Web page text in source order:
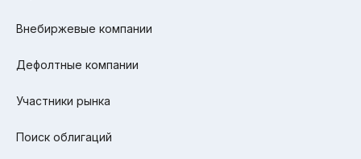
Внебиржевые компании
Дефолтные компании
Участники рынка
Поиск облигаций